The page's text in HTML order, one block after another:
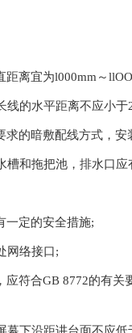
离宜为l000mm～
长线的水平距离不
暗敷配线方式，安
和拖把池，排水口应
一定的安全措施;
网络接口;
应符合GB 8772的有